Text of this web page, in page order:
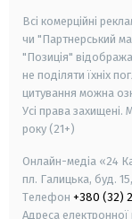
Всі комерційні
чи "Партнерський
"Позиція"
не поділяти їхніх
цитування можна
Усі права захищені.
року (21+)
Онлайн-медіа «24
пл. Галицька, буд.
Телефон +380 (32)
Адреса